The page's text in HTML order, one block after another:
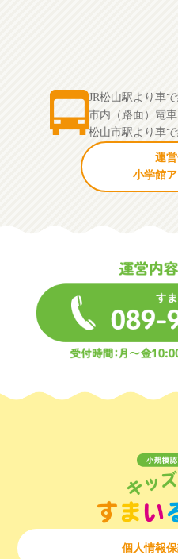
JR松山駅より車
市内（路面）電
松山市駅より車
運
小学館
個人情報